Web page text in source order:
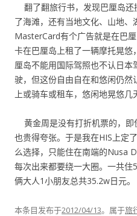
翻了翻旅行书，发现巴厘岛还
了海滩，还有当地文化、山地、
MasterCard有个广告就是在巴
卡在巴厘岛上租了一辆摩托晃
厘岛不能用国际驾照也不认日
驶，但这份自由自在和悠闲仍
上或骑车或租车，悠闲地晃悠几
黄金周是没有打折机票的，即
也贵得夸张。于是我在HIS上定
么选择，只能住在南端的Nusa
每次出来都要绕一大圈。一共住
俩大人1小朋友总共35.2w日元。
本条目发布于2012/04/13。属于旅